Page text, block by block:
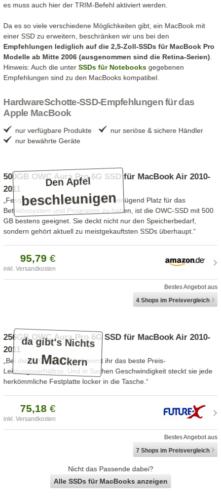
es muss auch hier der TRIM-Befehl aktiviert werden.
Da es so viele verschiedene Möglichkeiten gibt, ein MacBook mit
einer SSD zu erweitern, beschränken wir uns bei den
Empfehlungen lediglich auf die 2,5-Zoll-SSDs für MacBook Pro
Modelle ab Mitte 2006 (ausgenommen sind die Retina-Serien)
Hinweis: Auch die unterSSDs für Notebooks gegebenen
Empfehlungen sind zu den MacBooks kompatibel.
HardwareSchotte-SSD-Empfehlungen für das
Apple MacBook
nur verfügbare Produkte
nur seriöse & sichere Händler
nur bewährte Geräte
Den Apfel
beschleunigen
500GB OWC Aura Pro 6G SSD für MacBook Air 2010-
2011
„Festplatte raus und SSD rein: Um genügend Platz für das
Betriebssystem und Programm zu haben, ist die OWC-SSD mit 500
GB bestens geeignet. Sie deckt nicht nur den Speicherbedarf,
sondern gehört aktuell zu meistgekauftsten SSDs überhaupt.“
95,79 €
inkl. Versandkosten
Bestes Angebot aus
4 Shopsim Preisvergleich
da gibt's Nichts
zuMackern
256GB OWC Aura Pro 6G SSD für MacBook Air 2010-
2011
„Bei dieser OWC-SSD bekommt ihr das beste Preis-
Leistungsverhältnis. Und in Sachen Geschwindigkeit steckt sie jede
herkömmliche Festplatte locker in die Tasche.“
75,18 €
inkl. Versandkosten
Bestes Angebot aus
7 Shopsim Preisvergleich
Nicht das Passende dabei?
Alle SSDs für MacBooks anzeigen